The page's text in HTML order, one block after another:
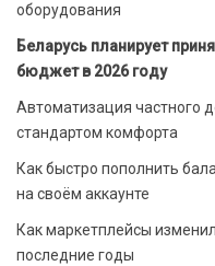
оборудования
Беларусь планирует
бюджет в 2026 году
Автоматизация частного
стандартом комфорта
Как быстро пополнить
на своём аккаунте
Как маркетплейсы
последние годы